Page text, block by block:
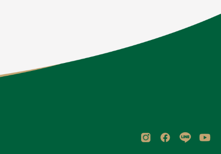
ที่ใส่ใจในทุก